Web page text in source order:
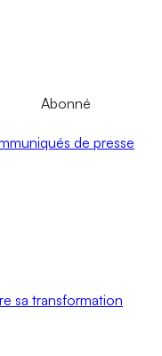
Abonné
de presse
sa transformation